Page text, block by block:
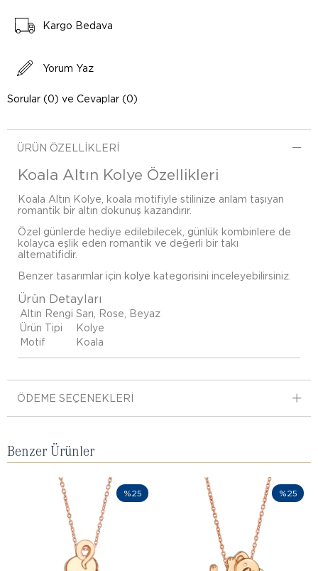
Kargo Bedava
Yorum Yaz
Sorular (0) ve Cevaplar (0)
ÜRÜN ÖZELLIKLERI
Koala Altın Kolye Özellikleri
Koala Altın Kolye, koala motifiyle stilinize anlam taşıyan
romantik bir altın dokunuş kazandırır.
Özel günlerde hediye edilebilecek, günlük kombinlere de
kolayca eşlik eden romantik ve değerli bir takı
alternatifidir.
Benzer tasarımlar için kolye kategorisini inceleyebilirsiniz.
Ürün Detayları
Altın Rengi Sarı, Rose, Beyaz
Ürün Tipi
Kolye
Motif
Koala
ÖDEME SEÇENEKLERI
Benzer Ürünler
%25 %25